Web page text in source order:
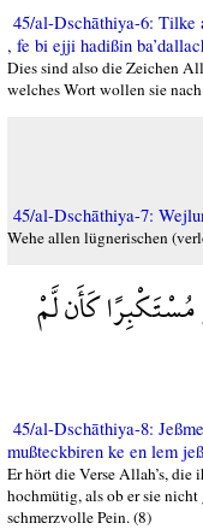
45/al-Dschāthiya-6:
, fe bi ejji hadißin
Dies sind also die Zeichen
welches Wort wollen sie
45/al-Dschāthiya-7:
Wehe allen lügnerischen
كَأَن لَّمْ
45/al-Dschāthiya-8:
mußteckbiren ke en lem
Er hört die Verse Allah’s, die
hochmütig, als ob er sie
schmerzvolle Pein. (8)